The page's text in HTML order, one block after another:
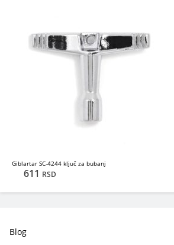
Giblartar SC-4244 ključ za bubanj
611 RSD
Blog